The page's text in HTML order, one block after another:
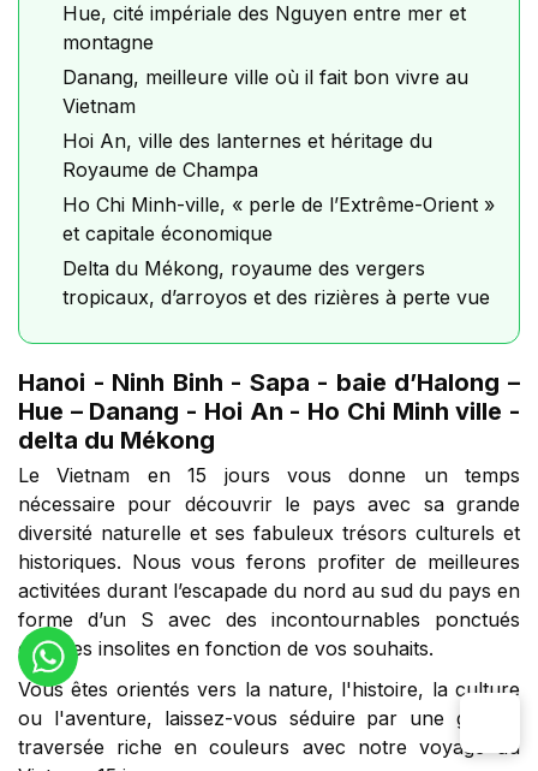
Hue, cité impériale des Nguyen entre mer et
montagne
Danang, meilleure ville où il fait bon vivre au
Vietnam
Hoi An, ville des lanternes et héritage du
Royaume de Champa
Ho Chi Minh-ville, « perle de l’Extrême-Orient »
et capitale économique
Delta du Mékong, royaume des vergers
tropicaux, d’arroyos et des rizières à perte vue
Hanoi - Ninh Binh - Sapa - baie d’Halong –
Hue – Danang - Hoi An - Ho Chi Minh ville -
delta du Mékong
Le Vietnam en 15 jours vous donne un temps
nécessaire pour découvrir le pays avec sa grande
diversité naturelle et ses fabuleux trésors culturels et
historiques. Nous vous ferons profiter de meilleures
activitées durant l’escapade du nord au sud du pays en
forme d’un S avec des incontournables ponctués
d’étapes insolites en fonction de vos souhaits.
Vous êtes orientés vers la nature, l'histoire, la culture
ou l'aventure, laissez-vous séduire par une grande
traversée riche en couleurs avec notre voyage au